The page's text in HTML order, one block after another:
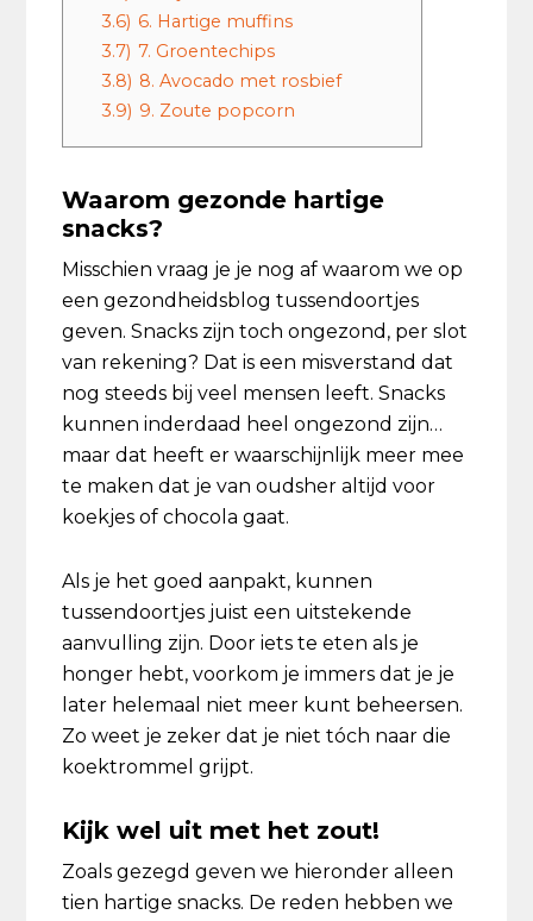
3.6) 6. Hartige muffins
3.7) 7. Groentechips
3.8) 8. Avocado met rosbief
3.9) 9. Zoute popcorn
Waarom gezonde hartige
snacks?
Misschien vraag je je nog af waarom we op
een gezondheidsblog tussendoortjes
geven. Snacks zijn toch ongezond, per slot
van rekening? Dat is een misverstand dat
nog steeds bij veel mensen leeft. Snacks
kunnen inderdaad heel ongezond zijn…
maar dat heeft er waarschijnlijk meer mee
te maken dat je van oudsher altijd voor
koekjes of chocola gaat.
Als je het goed aanpakt, kunnen
tussendoortjes juist een uitstekende
aanvulling zijn. Door iets te eten als je
honger hebt, voorkom je immers dat je je
later helemaal niet meer kunt beheersen.
Zo weet je zeker dat je niet tóch naar die
koektrommel grijpt.
Kijk wel uit met het zout!
Zoals gezegd geven we hieronder alleen
tien hartige snacks. De reden hebben we